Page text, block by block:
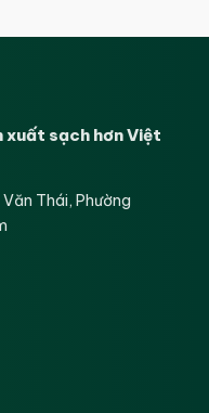
xuất sạch hơn Việt
Thái, Phường